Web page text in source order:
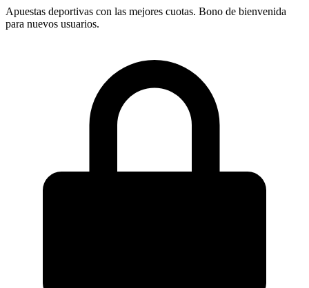
Apuestas deportivas con las mejores cuotas. Bono de bienvenida
para nuevos usuarios.